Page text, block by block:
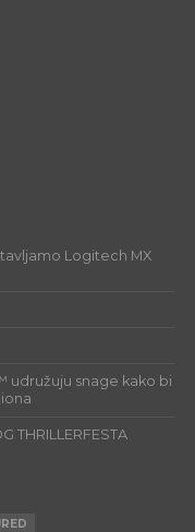
Logitech MX
udružuju snage kako bi
THRILLERFESTA